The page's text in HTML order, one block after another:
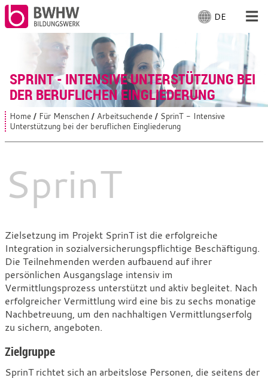
S
p
r
a
c
h
e
a
s
:
DE
SPRINT - INTENSIVE UNTERSTÜTZUNG BEI
DER BERUFLICHEN EINGLIEDERUNG
Für Menschen
Für Unternehmen
Von uns
Mit Arbeiten
S
i
e
n
d
:
Home Für Menschen Arbeitsuchende SprinT - Intensive
Unterstützung bei der beruflichen Eingliederung
SprinT
SprinT
-
Intensive
Unterstützung
bei
der
beruflichen
Eingliederung
Zielsetzung im Projekt SprinT ist die erfolgreiche
Integration in sozialversicherungspflichtige Beschäftigung.
Die Teilnehmenden werden aufbauend auf ihrer
persönlichen Ausgangslage intensiv im
Vermittlungsprozess unterstützt und aktiv begleitet. Nach
erfolgreicher Vermittlung wird eine bis zu sechs monatige
Nachbetreuung, um den nachhaltigen Vermittlungserfolg
zu sichern, angeboten.
Zielgruppe
SprinT richtet sich an arbeitslose Personen, die seitens der